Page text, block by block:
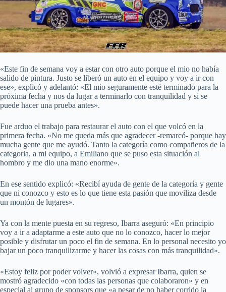
«Este fin de semana voy a estar con otro auto porque el mio no había
salido de pintura. Justo se liberó un auto en el equipo y voy a ir con
ese», explicó y adelantó: «El mio seguramente esté terminado para la
próxima fecha y nos da lugar a terminarlo con tranquilidad y si se
puede hacer una prueba antes».
Fue arduo el trabajo para restaurar el auto con el que volcó en la
primera fecha. «No me queda más que agradecer -remarcó- porque hay
mucha gente que me ayudó. Tanto la categoría como compañeros de la
categoria, a mi equipo, a Emiliano que se puso esta situación al
hombro y me dio una mano enorme».
En ese sentido explicó: «Recibí ayuda de gente de la categoría y gente
que ni conozco y esto es lo que tiene esta pasión que moviliza desde
un montón de lugares».
Ya con la mente puesta en su regreso, Ibarra aseguró: «En principio
voy a ir a adaptarme a este auto que no lo conozco, hacer lo mejor
posible y disfrutar un poco el fin de semana. En lo personal necesito yo
bajar un poco tranquilizarme y hacer las cosas con más tranquilidad».
«Estoy feliz por poder volver», volvió a expresar Ibarra, quien se
mostró agradecido «con todas las personas que colaboraron» y en
especial al grupo de sponsors que «a pesar de no haber corrido la